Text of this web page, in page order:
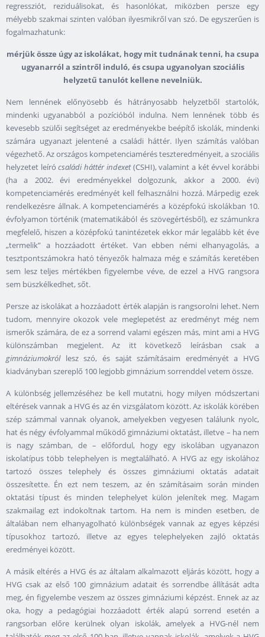
regressziót, reziduálisokat, és hasonlókat, miközben persze egy
mélyebb szakmai szinten valóban ilyesmikről van szó. De egyszerűen is
fogalmazhatunk:
mérjük össze úgy az iskolákat, hogy mit tudnának tenni, ha csupa
ugyanarról a szintről induló, és csupa ugyanolyan szociális
helyzetű tanulót kellene nevelniük.
Nem lennének előnyösebb és hátrányosabb helyzetből startolók,
mindenki ugyanabból a pozícióból indulna. Nem lennének több és
kevesebb szülői segítséget az eredményekbe beépítő iskolák, mindenki
számára ugyanazt jelentené a családi háttér. Ilyen számítás valóban
végezhető. Az országos kompetenciamérés teszteredményeit, a szociális
helyzetet leírócsaládi háttér indexet(CSHI), valamint a két évvel korábbi
(ha a 2002. évi eredményekkel dolgozunk, akkor a 2000. évi)
kompetenciamérés eredményét kell felhasználni hozzá. Márpedig ezek
rendelkezésre állnak. A kompetenciamérés a középfokú iskolákban 10.
évfolyamon történik (matematikából és szövegértésből), ez számunkra
megfelelő, hiszen a középfokú tanintézetek ekkor már legalább két éve
„termelik” a hozzáadott értéket. Van ebben némi elhanyagolás, a
tesztpontszámokra ható tényezők halmaza még e számítás keretében
sem lesz teljes mértékben figyelembe véve, de ezzel a HVG rangsora
sem büszkélkedhet, sőt.
Persze az iskolákat a hozzáadott érték alapján is rangsorolni lehet. Nem
tudom, mennyire okozok vele meglepetést az eredményt még nem
ismerők számára, de ez a sorrend valami egészen más, mint ami a HVG
különszámban megjelent. Az itt következő leírásban csak a
gimnáziumokróllesz szó, és saját számításaim eredményét a HVG
kiadványban szereplő 100 legjobb gimnázium sorrenddel vetem össze.
A különbség jellemzéséhez be kell mutatni, hogy milyen módszertani
eltérések vannak a HVG és az én vizsgálatom között. Az iskolák körében
szép számmal vannak olyanok, amelyekben vegyesen találunk nyolc,
hat és négy évfolyammal működő gimnáziumi oktatást, illetve – ha nem
is nagy számban, de – előfordul, hogy egy iskolában ugyanazon
iskolatípus több telephelyen is megtalálható. A HVG az egy iskolához
tartozó összes telephely és összes gimnáziumi oktatás adatait
összesítette. Én ezt nem teszem, az én számításaim során minden
oktatási típust és minden telephelyet külön jelenítek meg. Magam
szakmailag ezt indokoltnak tartom. Ha nem is minden esetben, de
általában nem elhanyagolható különbségek vannak az egyes képzési
típusokhoz tartozó, illetve az egyes telephelyeken zajló oktatás
eredményei között.
A másik eltérés a HVG és az általam alkalmazott eljárás között, hogy a
HVG csak az első 100 gimnázium adatait és sorrendbe állítását adta
meg, én figyelembe veszem az összes gimnáziumi képzést. Ennek az az
oka, hogy a pedagógiai hozzáadott érték alapú sorrend esetén a
rangsorban előre kerülnek olyan iskolák, amelyek a HVG-nél nem